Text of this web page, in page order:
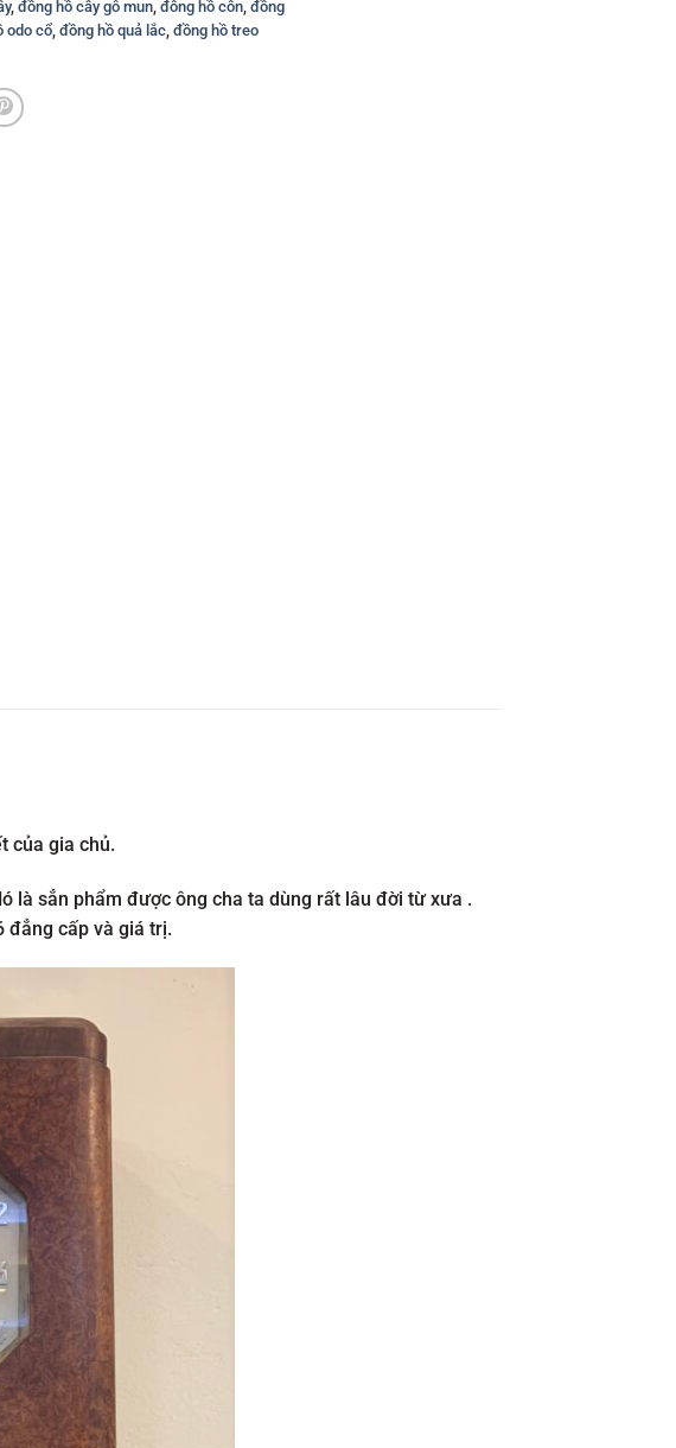
, đồng hồ cây gỗ mun, đông hồ côn, đồng
odo cổ, đồng hồ quả lắc, đồng hồ treo
của gia chủ.
là sẳn phẩm được ông cha ta dùng rất lâu đời từ xưa .
đẳng cấp và giá trị.